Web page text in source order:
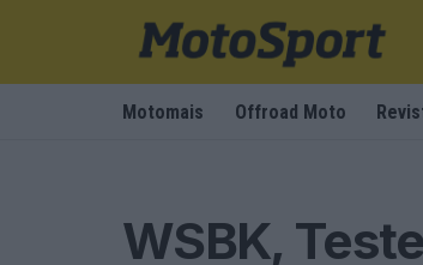
Motomais Offroad Moto
WSBK,